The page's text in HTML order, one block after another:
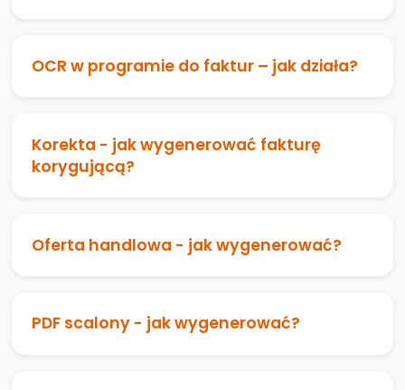
OCR w programie do faktur – jak działa?
Korekta - jak wygenerować fakturę
korygującą?
Oferta handlowa - jak wygenerować?
PDF scalony - jak wygenerować?